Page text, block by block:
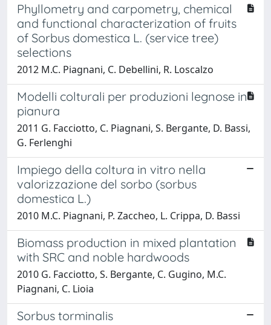
Phyllometry and carpometry, chemical
and functional characterization of fruits
of Sorbus domestica L. (service tree)
selections
2012 M.C. Piagnani, C. Debellini, R. Loscalzo
Modelli colturali per produzioni legnose in
pianura
2011 G. Facciotto, C. Piagnani, S. Bergante, D. Bassi,
G. Ferlenghi
Impiego della coltura in vitro nella
valorizzazione del sorbo (sorbus
domestica L.)
2010 M.C. Piagnani, P. Zaccheo, L. Crippa, D. Bassi
Biomass production in mixed plantation
with SRC and noble hardwoods
2010 G. Facciotto, S. Bergante, C. Gugino, M.C.
Piagnani, C. Lioia
Sorbus torminalis